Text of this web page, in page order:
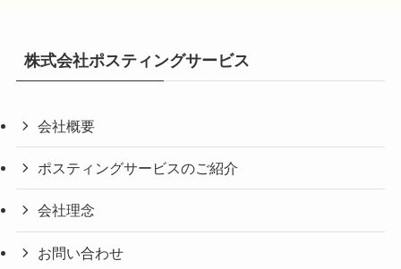
株式会社ポスティングサービス
会社概要
ポスティングサービスのご紹介
会社理念
お問い合わせ